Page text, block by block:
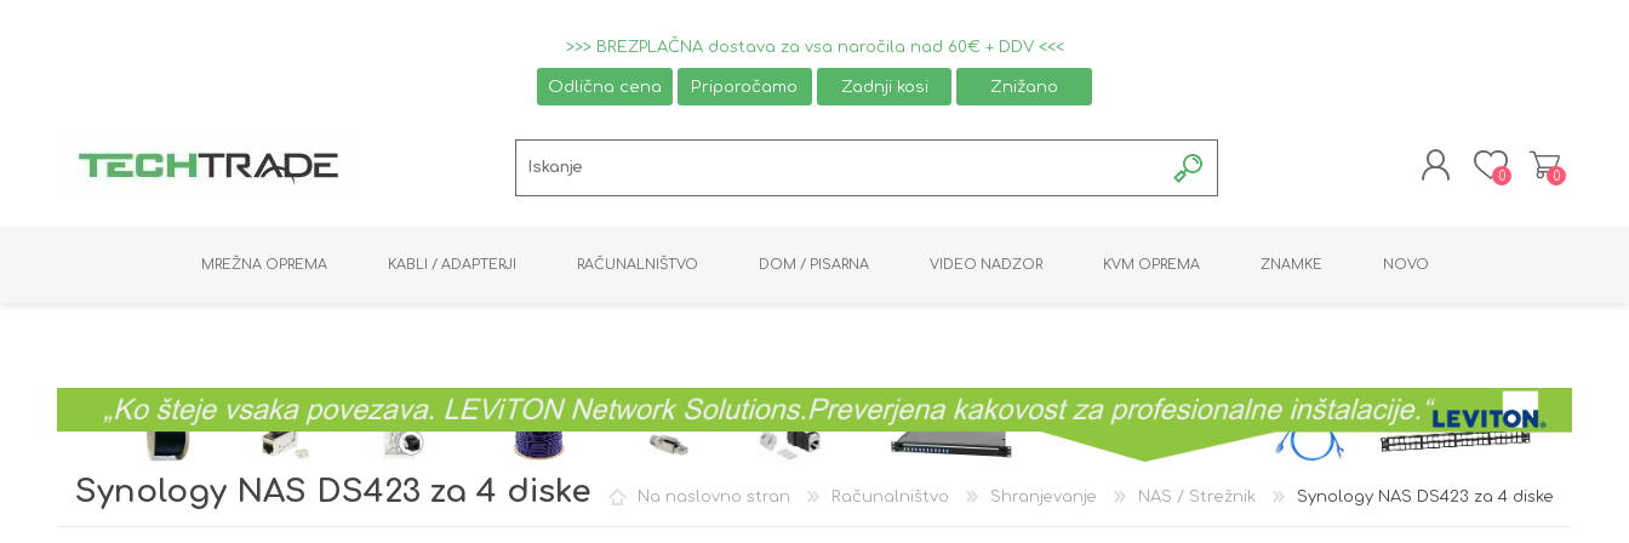
>>> BREZPLAČNA dostava za vsa naročila nad 60€ + DDV <<<
Odlična cena Priporočamo Zadnji kosi Znižano
REGISTRACIJA
0 0
MREŽNA OPREMA KABLI / ADAPTERJI
KABLI
RAČUNALNIŠTVO DOM / PISARNA VIDEO NADZOR
OPREMA
KVM OPREMA ZNAMKE NOVO
Na naslovno stran Računalništvo Shranjevanje NAS / Strežnik Synology NAS DS423 za 4 diske
Synology NAS DS423 za 4 diske